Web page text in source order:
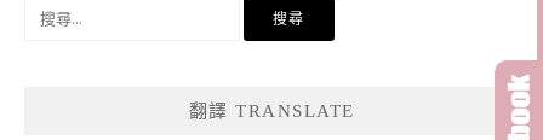
翻譯 TRANSLATE